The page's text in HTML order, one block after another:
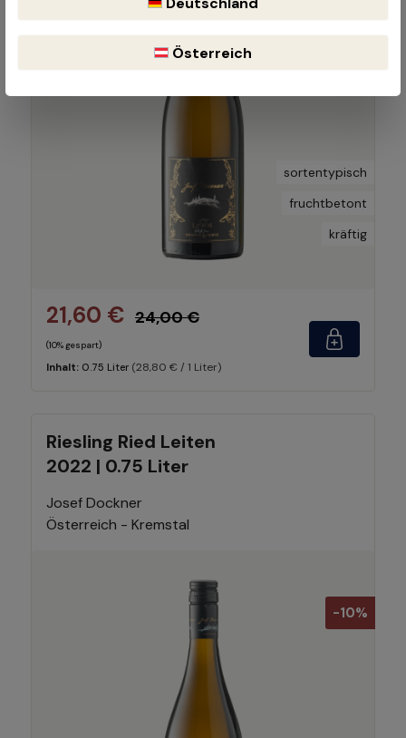
sortentypisch
fruchtbetont
kräftig
21,60 € 24,00 €
(10% gespart)
Inhalt: 0.75 Liter (28,80 € / 1 Liter)
Riesling Ried Leiten
2022 | 0.75 Liter
Josef Dockner
Österreich - Kremstal
-10%
Österreich